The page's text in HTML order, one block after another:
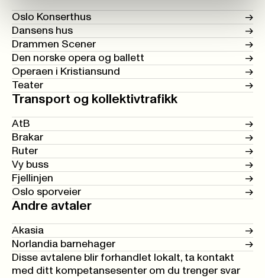
Oslo Konserthus
->
Dansens hus
->
Drammen Scener
->
Den norske opera og ballett
->
Operaen i Kristiansund
->
Teater
->
Transport og kollektivtrafikk
AtB
->
Brakar
->
Ruter
->
Vy buss
->
Fjellinjen
->
Oslo sporveier
->
Andre avtaler
Akasia
->
Norlandia barnehager
->
Disse avtalene blir forhandlet lokalt, ta kontakt
med ditt kompetansesenterom du trenger svar